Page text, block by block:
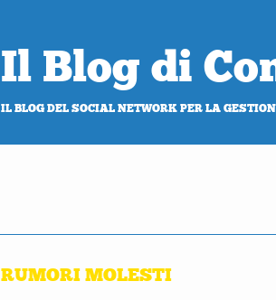
Il Blog di
IL BLOG DEL SOCIAL NETWORK PER LA
RUMORI MOLESTI